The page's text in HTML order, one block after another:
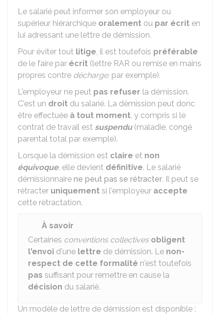
Le salarié peut informer son employeur ou
supérieur hiérarchique oralement ou par écrit en
lui adressant une lettre de démission.
Pour éviter tout litige, il est toutefois préférable
de le faire par écrit (lettre RAR ou remise en mains
propres contre décharge, par exemple).
L'employeur ne peut pas refuser la démission.
C'est un droit du salarié. La démission peut donc
être effectuée à tout moment, y compris si le
contrat de travail est suspendu(maladie, congé
parental total par exemple).
Lorsque la démission est claire et non
équivoque, elle devient définitive. Le salarié
démissionnaire ne peut pas se rétracter. Il peut se
rétracter uniquement si l'employeur accepte
cette rétractation.
À savoir
Certaines conventions collectives obligent
l'envoi d'une lettre de démission. Le non-
respect de cette formalité n'est toutefois
pas suffisant pour remettre en cause la
décision du salarié.
Un modèle de lettre de démission est disponible :